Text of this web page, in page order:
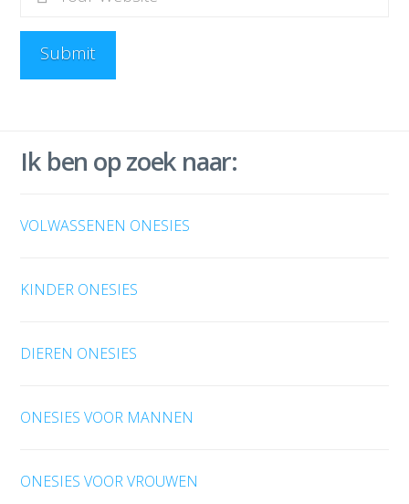
Ik ben op zoek naar:
VOLWASSENEN ONESIES
KINDER ONESIES
DIEREN ONESIES
ONESIES VOOR MANNEN
ONESIES VOOR VROUWEN